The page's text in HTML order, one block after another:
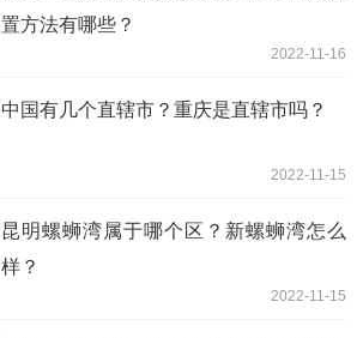
置方法有哪些？
2022-11-16
中国有几个直辖市？重庆是直辖市吗？
2022-11-15
昆明螺蛳湾属于哪个区？新螺蛳湾怎么
样？
2022-11-15